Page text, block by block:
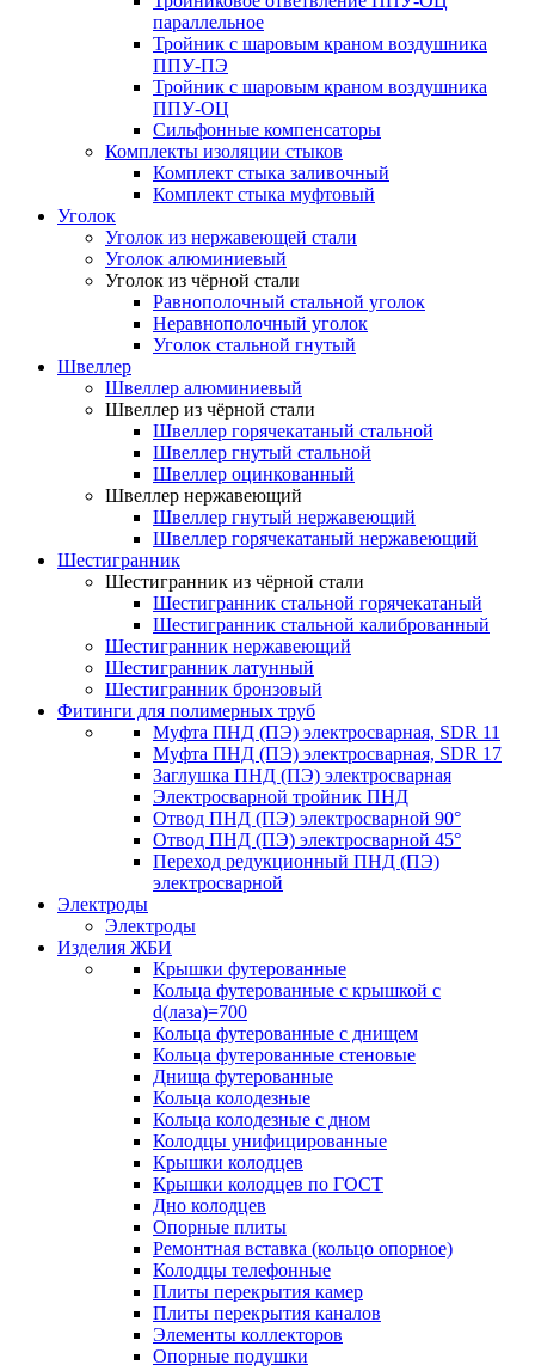
параллельное
Тройник с шаровым краном воздушника
ППУ-ПЭ
Тройник с шаровым краном воздушника
ППУ-ОЦ
Сильфонные компенсаторы
Комплекты изоляции стыков
Комплект стыка заливочный
Комплект стыка муфтовый
Уголок
Уголок из нержавеющей стали
Уголок алюминиевый
Уголок из чёрной стали
Равнополочный стальной уголок
Неравнополочный уголок
Уголок стальной гнутый
Швеллер
Швеллер алюминиевый
Швеллер из чёрной стали
Швеллер горячекатаный стальной
Швеллер гнутый стальной
Швеллер оцинкованный
Швеллер нержавеющий
Швеллер гнутый нержавеющий
Швеллер горячекатаный нержавеющий
Шестигранник
Шестигранник из чёрной стали
Шестигранник стальной горячекатаный
Шестигранник стальной калиброванный
Шестигранник нержавеющий
Шестигранник латунный
Шестигранник бронзовый
Фитинги для полимерных труб
Муфта ПНД (ПЭ) электросварная, SDR 11
Муфта ПНД (ПЭ) электросварная, SDR 17
Заглушка ПНД (ПЭ) электросварная
Электросварной тройник ПНД
Отвод ПНД (ПЭ) электросварной 90°
Отвод ПНД (ПЭ) электросварной 45°
Переход редукционный ПНД (ПЭ)
электросварной
Электроды
Электроды
Изделия ЖБИ
Крышки футерованные
Кольца футерованные с крышкой с
d(лаза)=700
Кольца футерованные с днищем
Кольца футерованные стеновые
Днища футерованные
Кольца колодезные
Кольца колодезные с дном
Колодцы унифицированные
Крышки колодцев
Крышки колодцев по ГОСТ
Дно колодцев
Опорные плиты
Ремонтная вставка (кольцо опорное)
Колодцы телефонные
Плиты перекрытия камер
Плиты перекрытия каналов
Элементы коллекторов
Опорные подушки